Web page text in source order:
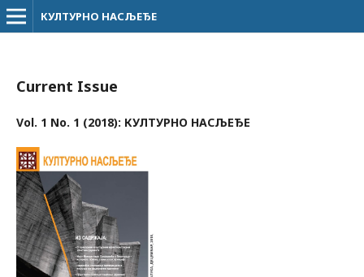
КУЛТУРНО НАСЉЕЂЕ
Current Issue
Vol. 1 No. 1 (2018): КУЛТУРНО НАСЉЕЂЕ